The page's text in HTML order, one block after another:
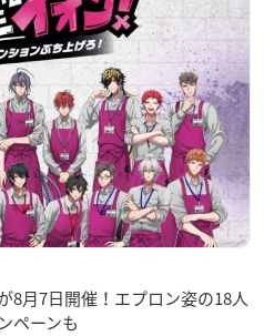
8月7日開催！エプロン姿の18人
ペーンも